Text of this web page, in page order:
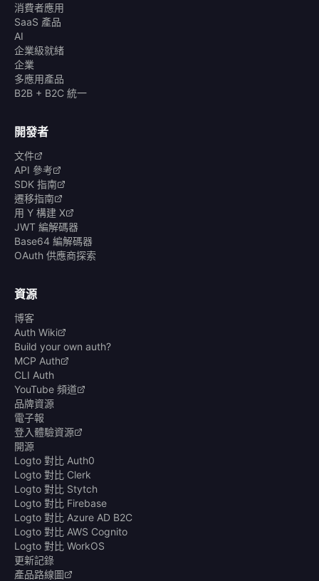
消費者應用
SaaS 產品
AI
企業級就緒
企業
多應用產品
B2B + B2C 統一
開發者
文件
API 參考
SDK 指南
遷移指南
用 Y 構建 X
JWT 編解碼器
Base64 編解碼器
OAuth 供應商探索
資源
博客
Auth Wiki
Build your own auth?
MCP Auth
CLI Auth
YouTube 頻道
品牌資源
電子報
登入體驗資源
開源
Logto 對比 Auth0
Logto 對比 Clerk
Logto 對比 Stytch
Logto 對比 Firebase
Logto 對比 Azure AD B2C
Logto 對比 AWS Cognito
Logto 對比 WorkOS
更新記錄
產品路線圖